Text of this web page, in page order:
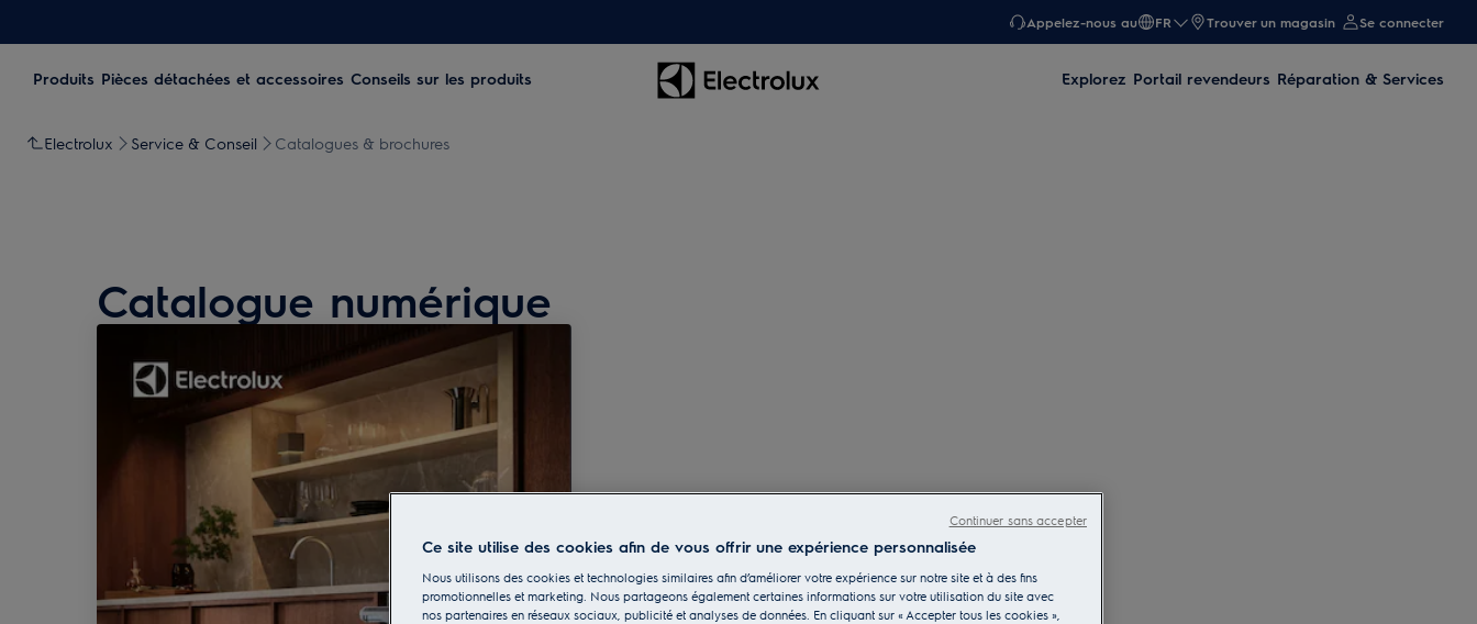
Appelez-nous au FR Trouver un magasin Se connecter
Produits Pièces détachées et accessoires Conseils sur les produits Explorez Portail revendeurs Réparation & Services
Electrolux Service & Conseil Catalogues & brochures
Catalogue numérique
Ce site utilise des cookies afin de vous offrir une expérience personnalisée
Nous utilisons des cookies et technologies similaires afin d’améliorer votre expérience sur notre site et à des fins
promotionnelles et marketing. Nous partageons également certaines informations sur votre utilisation du site avec
nos partenaires en réseaux sociaux, publicité et analyses de données. En cliquant sur « Accepter tous les cookies »,
Continuer sans accepter